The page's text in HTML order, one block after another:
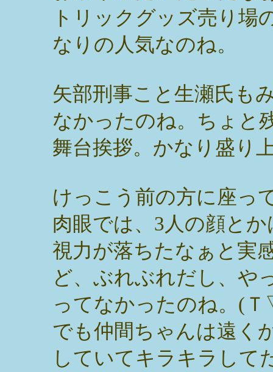
トリックグッズ売り場
なりの人気なのね。
矢部刑事こと生瀬氏も
なかったのね。ちょと
舞台挨拶。かなり盛り
けっこう前の方に座っ
肉眼では、3人の顔と
視力が落ちたなぁと実
ど、ぶれぶれだし、や
ってなかったのね。(
でも仲間ちゃんは遠く
していてキラキラして